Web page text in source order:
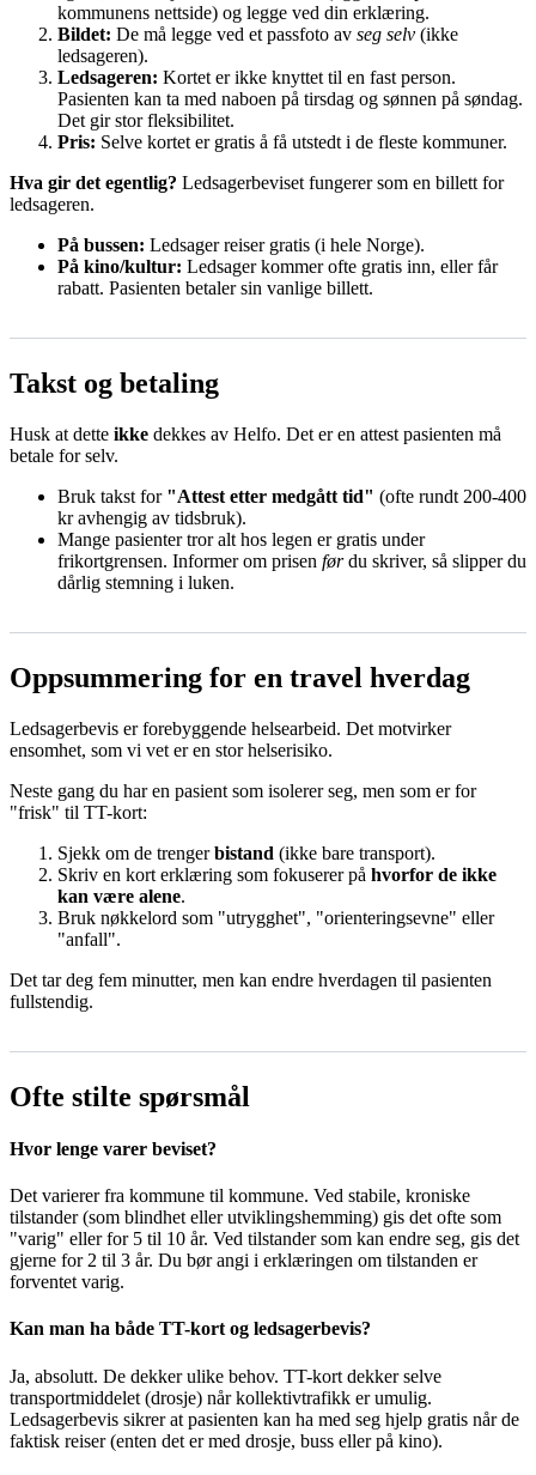
kommunens nettside) og legge ved din erklæring.
Bildet: De må legge ved et passfoto av seg selv (ikke
ledsageren).
Ledsageren: Kortet er ikke knyttet til en fast person.
Pasienten kan ta med naboen på tirsdag og sønnen på søndag.
Det gir stor fleksibilitet.
Pris: Selve kortet er gratis å få utstedt i de fleste kommuner.
Hva gir det egentlig? Ledsagerbeviset fungerer som en billett for
ledsageren.
På bussen: Ledsager reiser gratis (i hele Norge).
På kino/kultur: Ledsager kommer ofte gratis inn, eller får
rabatt. Pasienten betaler sin vanlige billett.
Takst og betaling
Husk at dette ikke dekkes av Helfo. Det er en attest pasienten må
betale for selv.
Bruk takst for "Attest etter medgått tid" (ofte rundt 200-400
kr avhengig av tidsbruk).
Mange pasienter tror alt hos legen er gratis under
frikortgrensen. Informer om prisen førdu skriver, så slipper du
dårlig stemning i luken.
Oppsummering for en travel hverdag
Ledsagerbevis er forebyggende helsearbeid. Det motvirker
ensomhet, som vi vet er en stor helserisiko.
Neste gang du har en pasient som isolerer seg, men som er for
"frisk" til TT-kort:
Sjekk om de trengerbistand (ikke bare transport).
Skriv en kort erklæring som fokuserer på hvorfor de ikke
kan være alene.
Bruk nøkkelord som "utrygghet", "orienteringsevne" eller
"anfall".
Det tar deg fem minutter, men kan endre hverdagen til pasienten
fullstendig.
Ofte stilte spørsmål
Hvor lenge varer beviset?
Det varierer fra kommune til kommune. Ved stabile, kroniske
tilstander (som blindhet eller utviklingshemming) gis det ofte som
"varig" eller for 5 til 10 år. Ved tilstander som kan endre seg, gis det
gjerne for 2 til 3 år. Du bør angi i erklæringen om tilstanden er
forventet varig.
Kan man ha både TT-kort og ledsagerbevis?
Ja, absolutt. De dekker ulike behov. TT-kort dekker selve
transportmiddelet (drosje) når kollektivtrafikk er umulig.
Ledsagerbevis sikrer at pasienten kan ha med seg hjelp gratis når de
faktisk reiser (enten det er med drosje, buss eller på kino).